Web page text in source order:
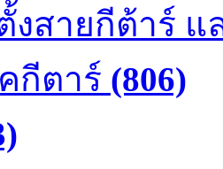
งสายกีต้าร์ แ
กีตาร์ (806)